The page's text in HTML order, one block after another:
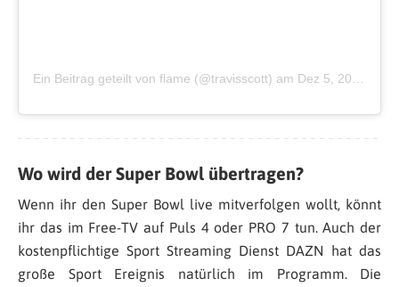
Ein Beitrag geteilt von flame (@travisscott) am Dez 5, 2018 um 10:03 PST
Wo wird der Super Bowl übertragen?
Wenn ihr den Super Bowl live mitverfolgen wollt, könnt
ihr das im Free-TV auf Puls 4 oder PRO 7 tun. Auch der
kostenpflichtige Sport Streaming Dienst DAZN hat das
große Sport Ereignis natürlich im Programm. Die